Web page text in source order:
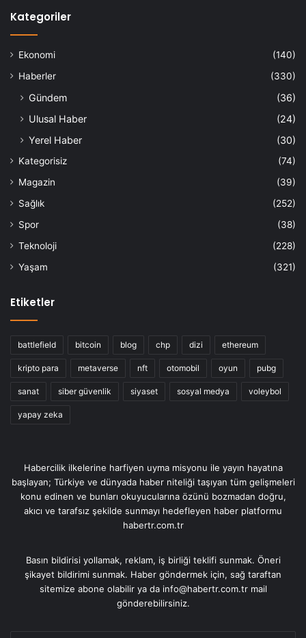
Kategoriler
Ekonomi
(140)
Haberler
(330)
Gündem
(36)
Ulusal Haber
(24)
Yerel Haber
(30)
Kategorisiz
(74)
Magazin
(39)
Sağlık
(252)
Spor
(38)
Teknoloji
(228)
Yaşam
(321)
Etiketler
battlefield bitcoin blog chp dizi ethereum
kripto para metaverse nft otomobil oyun pubg
sanat siber güvenlik siyaset sosyal medya voleybol
yapay zeka
Habercilik ilkelerine harfiyen uyma misyonu ile yayın hayatına
başlayan; Türkiye ve dünyada haber niteliği taşıyan tüm gelişmeleri
konu edinen ve bunları okuyucularına özünü bozmadan doğru,
akıcı ve tarafsız şekilde sunmayı hedefleyen haber platformu
habertr.com.tr
Basın bildirisi yollamak, reklam, iş birliği teklifi sunmak. Öneri
şikayet bildirimi sunmak. Haber göndermek için, sağ taraftan
sitemize abone olabilir ya da info@habertr.com.tr mail
gönderebilirsiniz.